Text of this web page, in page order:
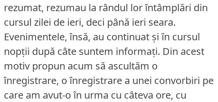
rezumat, rezumau la rândul lor întâmplări din
cursul zilei de ieri, deci până ieri seara.
Evenimentele, însă, au continuat şi în cursul
nopţii după câte suntem informaţi. Din acest
motiv propun acum să ascultăm o
înregistrare, o înregistrare a unei convorbiri pe
care am avut-o în urma cu câteva ore, cu